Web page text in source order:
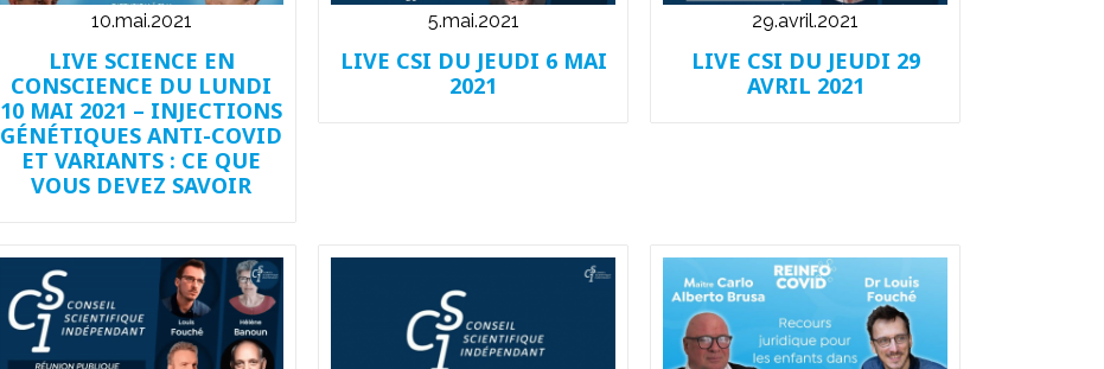
10.mai.2021
LIVE SCIENCE EN
CONSCIENCE DU LUNDI
10 MAI 2021 – INJECTIONS
GÉNÉTIQUES ANTI-COVID
ET VARIANTS : CE QUE
VOUS DEVEZ SAVOIR
5.mai.2021
LIVE CSI DU JEUDI 6 MAI
2021
29.avril.2021
LIVE CSI DU JEUDI 29
AVRIL 2021